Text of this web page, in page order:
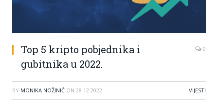
Top 5 kripto pobjednika i
gubitnika u 2022.
0
BY MONIKA NOŽINIĆ ON 28.12.2022 VIJESTI